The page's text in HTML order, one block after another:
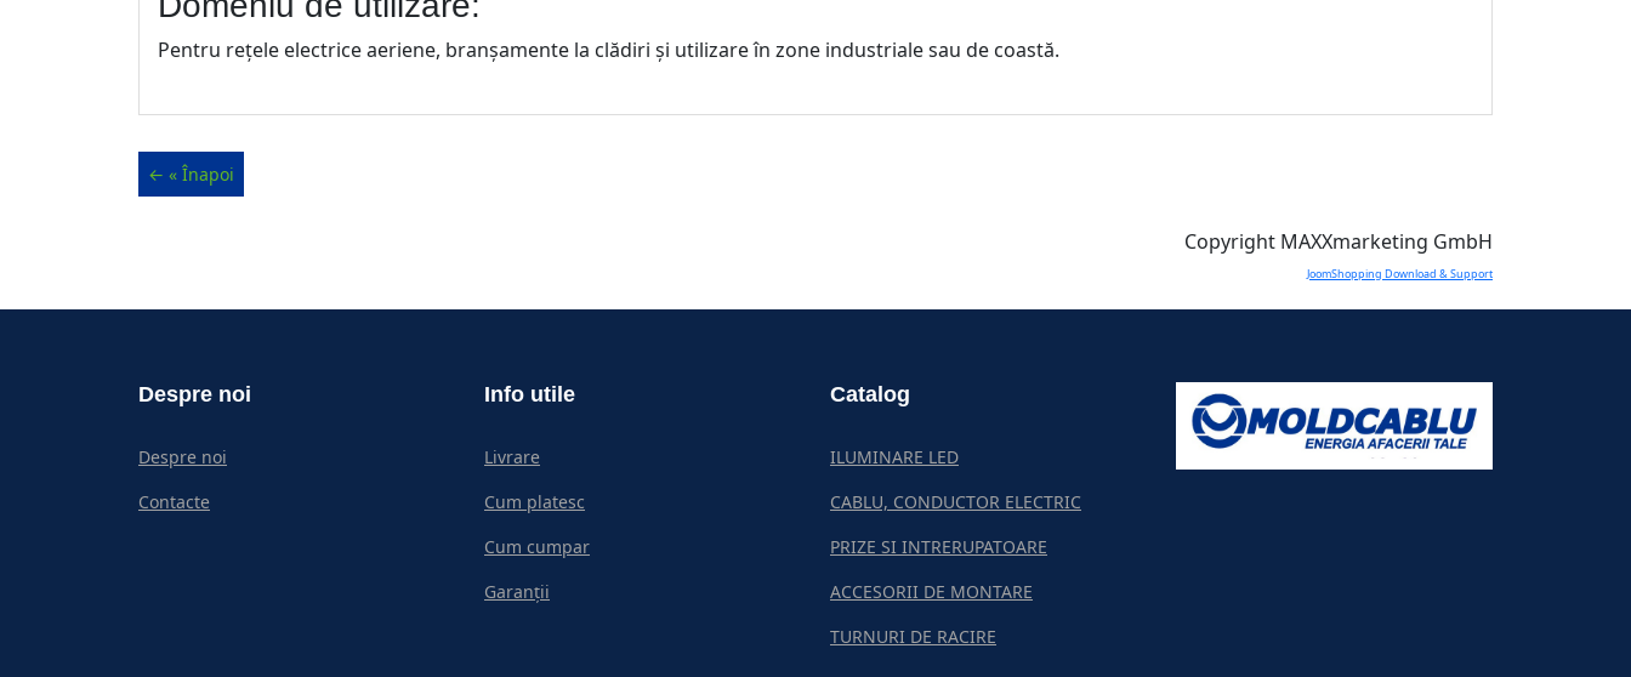
Pentru rețele electrice aeriene, branșamente la clădiri și utilizare în zone industriale sau de coastă.
Copyright MAXXmarketing GmbH
JoomShopping Download & Support
Despre noi
Despre noi
Contacte
Info utile
Livrare
Cum platesc
Cum cumpar
Garanții
Catalog
ILUMINARE LED
CABLU, CONDUCTOR ELECTRIC
PRIZE SI INTRERUPATOARE
ACCESORII DE MONTARE
TURNURI DE RACIRE